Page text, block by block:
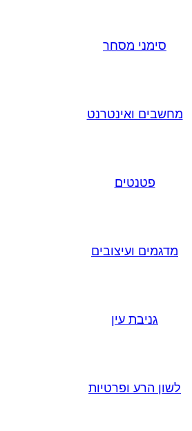
סימני מסחר
מחשבים ואינטרנט
פטנטים
מדגמים ועיצובים
גניבת עין
לשון הרע ופרטיות